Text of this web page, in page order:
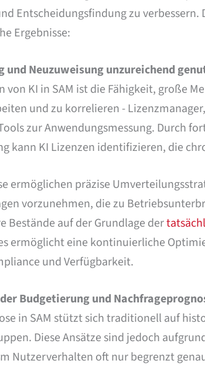
Entscheidungsfindung zu
Ergebnisse:
Neuzuweisung unzureichend
von KI in SAM ist die Fähigkeit, große
und zu korrelieren -
zur Anwendungsmessung. Durch
kann KI Lizenzen identifizieren, die
ermöglichen präzise
vorzunehmen, die zu
Bestände auf der Grundlage der
ermöglicht eine kontinuierliche
und Verfügbarkeit.
Budgetierung und
in SAM stützt sich traditionell auf
Diese Ansätze sind jedoch
Nutzerverhalten oft nur begrenzt